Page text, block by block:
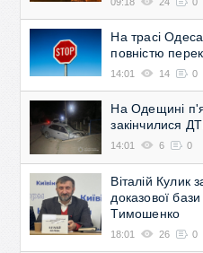
На трасі
повністю
14:01 14 0
На Одещині
закінчилися
14:01 6 0
Віталій Кулик
доказової
Тимошенко
18:01 26 0